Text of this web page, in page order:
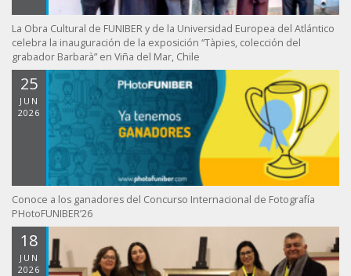
La Obra Cultural de FUNIBER y de la Universidad Europea del Atlántico
celebra la inauguración de la exposición “Tàpies, colección del
grabador Barbarà” en Viña del Mar, Chile
25
JUN
2026
Conoce a los ganadores del Concurso Internacional de Fotografía
PHotoFUNIBER’26
18
JUN
2026